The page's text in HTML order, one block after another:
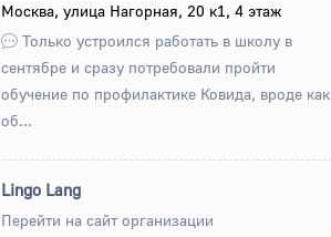
Москва, улица Нагорная, 20 к1, 4 этаж
Только устроился работать в школу в
сентябре и сразу потребовали пройти
обучение по профилактике Ковида, вроде как
об...
Lingo Lang
Перейти на сайт организации